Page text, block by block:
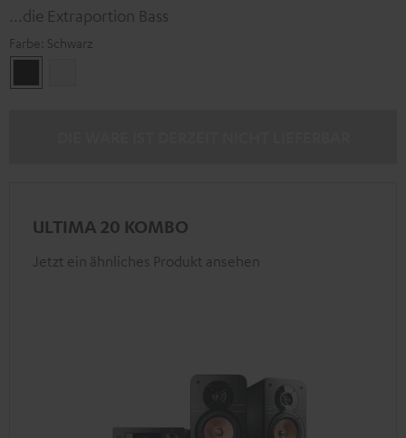
...die Extraportion Bass
Farbe: Schwarz
ULTIMA 20 KOMBO
Jetzt ein ähnliches Produkt ansehen